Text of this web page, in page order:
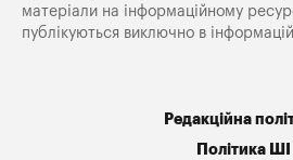
матеріали на інформаційному
публікуються виключно в
Редакційна
Політика ШІ